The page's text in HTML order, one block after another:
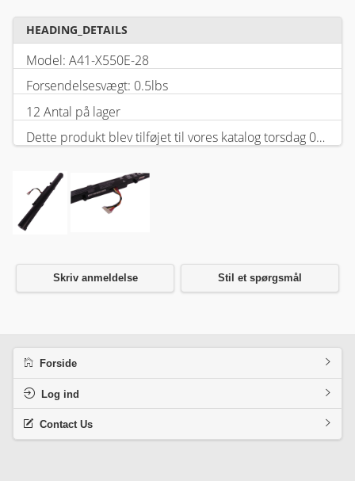
HEADING_DETAILS
Model: A41-X550E-28
Forsendelsesvægt: 0.5lbs
12 Antal på lager
Dette produkt blev tilføjet til vores katalog torsdag 05 februar, 2026.
Skriv anmeldelse Stil et spørgsmål
Forside
Log ind
Contact Us